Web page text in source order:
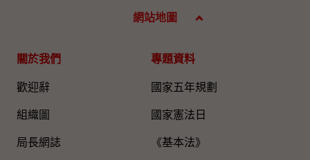
網站地圖
關於我們
歡迎辭
組織圖​
局長網誌
專題資料
國家五年規劃
國家憲法日
《基本法》